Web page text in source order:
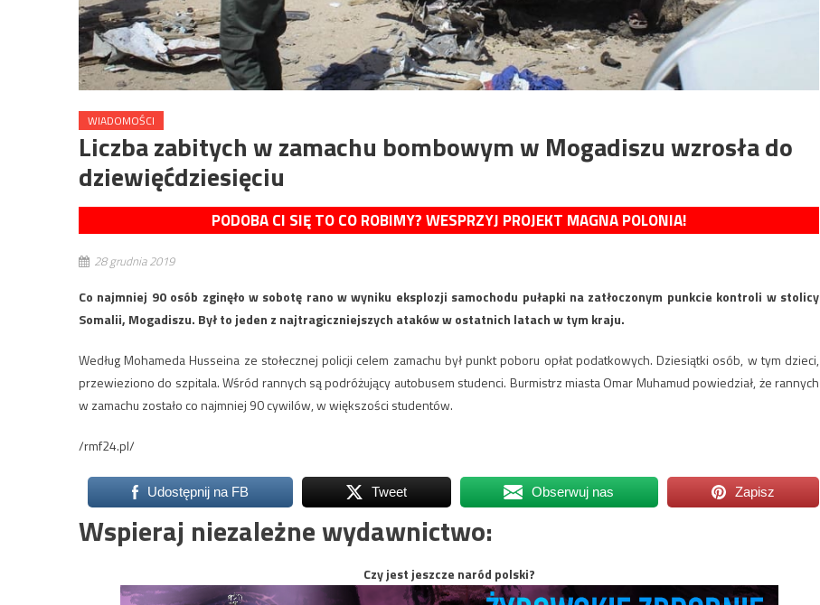
WIADOMOŚCI
Liczba zabitych w zamachu bombowym w Mogadiszu wzrosła do
dziewięćdziesięciu
PODOBA CI SIĘ TO CO ROBIMY? WESPRZYJ PROJEKT MAGNA POLONIA!
28 grudnia 2019
Co najmniej 90 osób zginęło w sobotę rano w wyniku eksplozji samochodu pułapki na zatłoczonym punkcie kontroli w stolicy
Somalii, Mogadiszu. Był to jeden z najtragiczniejszych ataków w ostatnich latach w tym kraju.
Według Mohameda Husseina ze stołecznej policji celem zamachu był punkt poboru opłat podatkowych. Dziesiątki osób, w tym dzieci,
przewieziono do szpitala. Wśród rannych są podróżujący autobusem studenci. Burmistrz miasta Omar Muhamud powiedział, że rannych
w zamachu zostało co najmniej 90 cywilów, w większości studentów.
/rmf24.pl/
Udostępnij na FB Tweet Obserwuj nas Zapisz
Wspieraj niezależne wydawnictwo:
Czy jest jeszcze naród polski?